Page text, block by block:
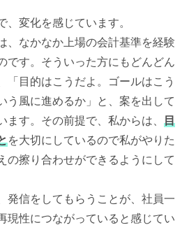
、変化を感じています。
、なかなか上場の会計基準を経験
です。そういった方にもどんどん
「目的はこうだよ。ゴールはこう
う風に進めるか」と、案を出して
ます。その前提で、私からは、 目
を大切にしているので私がやりた
の擦り合わせができるようにして
発信をしてもらうことが、社員一
現性につながっていると感じてい